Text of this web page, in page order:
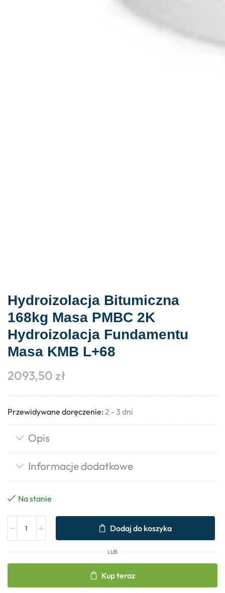
Hydroizolacja Bitumiczna
168kg Masa PMBC 2K
Hydroizolacja Fundamentu
Masa KMB L+68
2093,50 zł
Przewidywane doręczenie: 2 - 3 dni
Opis
Informacje dodatkowe
Na stanie
Dodaj do koszyka
LUB
Kup teraz